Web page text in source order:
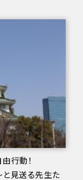
行動！
見送る先生た